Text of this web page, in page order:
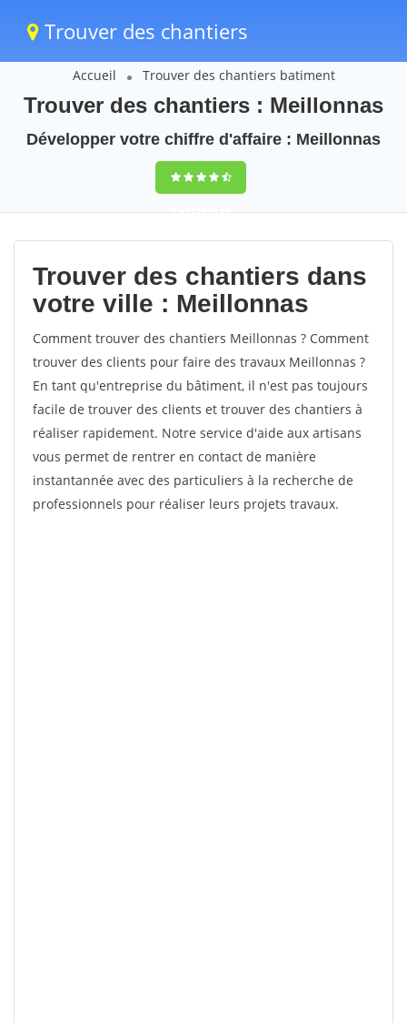
Trouver des chantiers
Accueil Trouver des chantiers batiment
Trouver des chantiers : Meillonnas
Développer votre chiffre d'affaire : Meillonnas
9,5(100%)64
votes
Trouver des chantiers dans
votre ville : Meillonnas
Comment trouver des chantiers Meillonnas ? Comment
trouver des clients pour faire des travaux Meillonnas ?
En tant qu'entreprise du bâtiment, il n'est pas toujours
facile de trouver des clients et trouver des chantiers à
réaliser rapidement. Notre service d'aide aux artisans
vous permet de rentrer en contact de manière
instantannée avec des particuliers à la recherche de
professionnels pour réaliser leurs projets travaux.